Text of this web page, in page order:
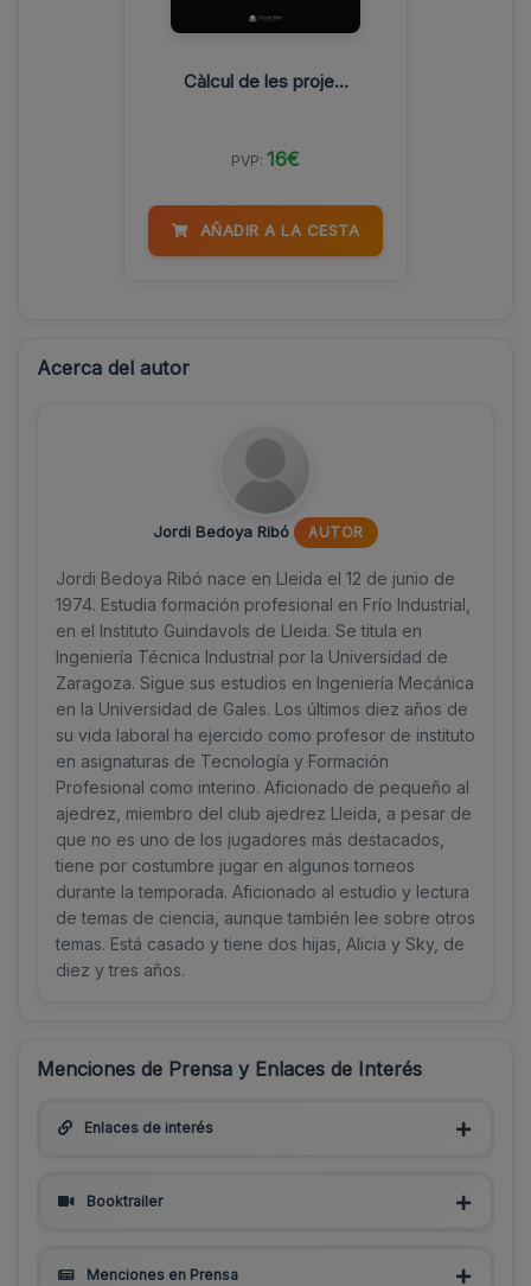
Càlcul de les proje...
PVP: 16€
AÑADIR A LA CESTA
Acerca del autor
Jordi Bedoya Ribó AUTOR
Jordi Bedoya Ribó nace en Lleida el 12 de junio de
1974. Estudia formación profesional en Frío Industrial,
en el Instituto Guindavols de Lleida. Se titula en
Ingeniería Técnica Industrial por la Universidad de
Zaragoza. Sigue sus estudios en Ingeniería Mecánica
en la Universidad de Gales. Los últimos diez años de
su vida laboral ha ejercido como profesor de instituto
en asignaturas de Tecnología y Formación
Profesional como interino. Aficionado de pequeño al
ajedrez, miembro del club ajedrez Lleida, a pesar de
que no es uno de los jugadores más destacados,
tiene por costumbre jugar en algunos torneos
durante la temporada. Aficionado al estudio y lectura
de temas de ciencia, aunque también lee sobre otros
temas. Está casado y tiene dos hijas, Alicia y Sky, de
diez y tres años.
Menciones de Prensa y Enlaces de Interés
Enlaces de interés
Booktrailer
Menciones en Prensa